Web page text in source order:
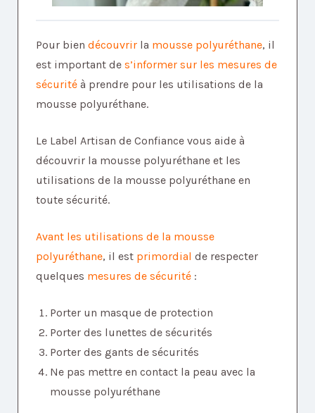
Pour bien découvrir la mousse polyuréthane, il
est important de s’informer sur les mesures de
sécurité à prendre pour les utilisations de la
mousse polyuréthane.
Le Label Artisan de Confiance vous aide à
découvrir la mousse polyuréthane et les
utilisations de la mousse polyuréthane en
toute sécurité.
Avant les utilisations de la mousse
polyuréthane, il est primordial de respecter
quelques mesures de sécurité :
Porter un masque de protection
Porter des lunettes de sécurités
Porter des gants de sécurités
Ne pas mettre en contact la peau avec la
mousse polyuréthane